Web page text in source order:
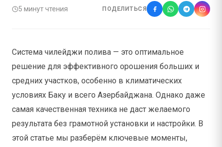
5 минут чтения ПОДЕЛИТЬСЯ
Система чилейджи полива — это оптимальное
решение для эффективного орошения больших и
средних участков, особенно в климатических
условиях Баку и всего Азербайджана. Однако даже
самая качественная техника не даст желаемого
результата без грамотной установки и настройки. В
этой статье мы разберём ключевые моменты,